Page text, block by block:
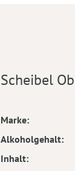
Scheibel
Mehr
Marke
Alkoholgehalt
Inhalt